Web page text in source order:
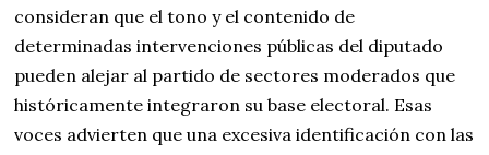
consideran que el tono y el contenido de
determinadas intervenciones públicas del diputado
pueden alejar al partido de sectores moderados que
históricamente integraron su base electoral. Esas
voces advierten que una excesiva identificación con las